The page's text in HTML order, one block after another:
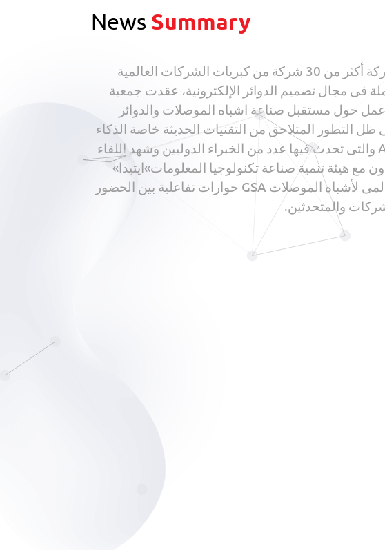
News Summary
بحضور ومشاركة أكثر من 30 شركة من كبريات الشركات العالمية
فى مجال تصميم الدوائر الإلكترونية، عقدت جمعية
حول مستقبل صناعة اشباه الموصلات والدوائر
ظل التطور المتلاحق من التقنيات الحديثة خاصة الذكاء
الاصطناعى AI والتى تحدث فيها عدد من الخبراء الدوليين وشهد اللقاء
مع هيئة تنمية صناعة تكنولوجيا المعلومات»ايتيدا»
والتحالف العالمى لأشباه الموصلات GSA حوارات تفاعلية بين الحضور
والمتحدثين.